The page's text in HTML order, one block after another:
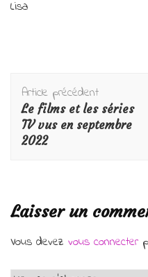
Lisa
Navigation
d'article
Article précédent
Le films et les séries
TV vus en septembre
2022
Laisser un
Vous devez vous connecter